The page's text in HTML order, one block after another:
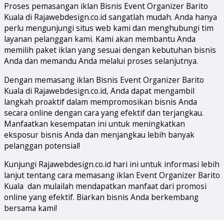
Proses pemasangan iklan Bisnis Event Organizer Barito
Kuala di Rajawebdesign.co.id sangatlah mudah. Anda hanya
perlu mengunjungi situs web kami dan menghubungi tim
layanan pelanggan kami. Kami akan membantu Anda
memilih paket iklan yang sesuai dengan kebutuhan bisnis
Anda dan memandu Anda melalui proses selanjutnya.
Dengan memasang iklan Bisnis Event Organizer Barito
Kuala di Rajawebdesign.co.id, Anda dapat mengambil
langkah proaktif dalam mempromosikan bisnis Anda
secara online dengan cara yang efektif dan terjangkau.
Manfaatkan kesempatan ini untuk meningkatkan
eksposur bisnis Anda dan menjangkau lebih banyak
pelanggan potensial!
Kunjungi Rajawebdesign.co.id hari ini untuk informasi lebih
lanjut tentang cara memasang iklan Event Organizer Barito
Kuala dan mulailah mendapatkan manfaat dari promosi
online yang efektif. Biarkan bisnis Anda berkembang
bersama kami!